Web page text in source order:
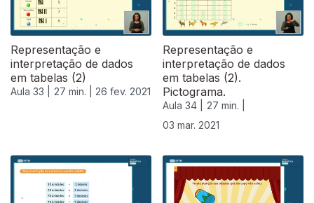
Representação e
interpretação de dados
em tabelas (2)
Aula 33 | 27 min. | 26 fev. 2021
Representação e
interpretação de dados
em tabelas (2).
Pictograma.
Aula 34 |
27 min. |
03 mar. 2021
529522